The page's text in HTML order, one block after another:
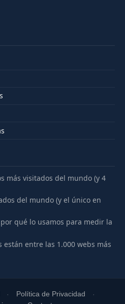
más visitados del mundo (y 4
del mundo (y el único en
qué lo usamos para medir la
están entre las 1.000 webs más
Política de Privacidad